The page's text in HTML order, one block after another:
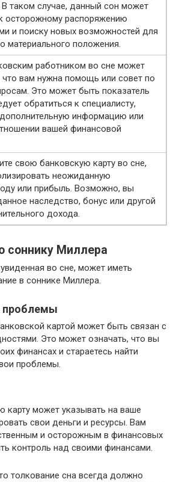
таком случае, данный сон может
осторожному распоряжению
и поиску новых возможностей для
материального положения.
работником во сне может
что вам нужна помощь или совет по
Это может быть показатель
обратиться к специалисту,
информацию или
вашей финансовой
свою банковскую карту во сне,
неожиданную
или прибыль. Возможно, вы
наследство, бонус или другой
дохода.
соннику Миллера
во сне, может иметь
в соннике Миллера.
проблемы
картой может быть связан с
Это может означать, что вы
финансах и стараетесь найти
проблемы.
карту может указывать на ваше
свои деньги и ресурсы. Вам
и осторожным в финансовых
контроль над своими финансами.
толкование сна всегда должно